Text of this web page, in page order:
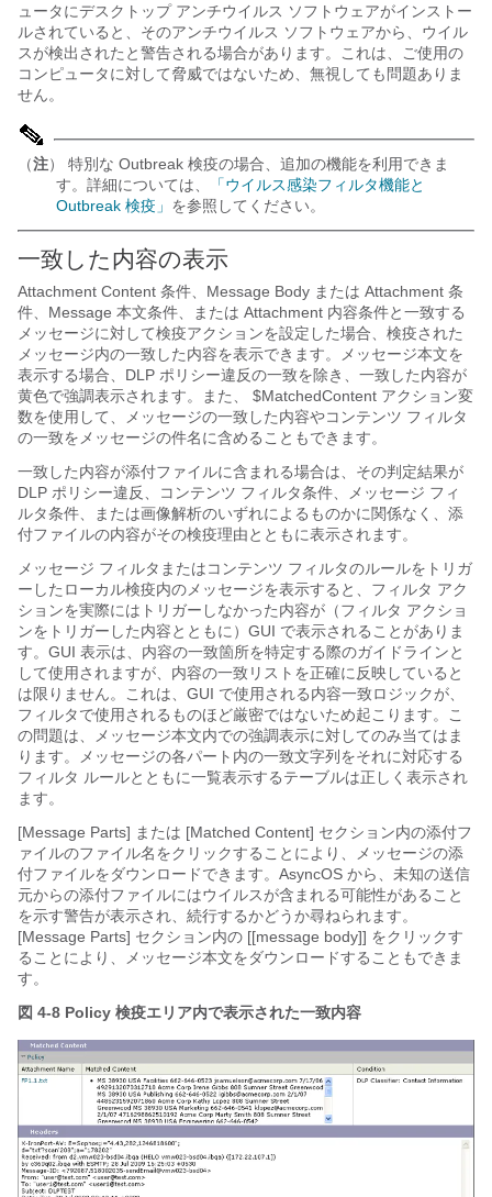
ュータにデスクトップ アンチウイルス ソフトウェアがインストー
ルされていると、そのアンチウイルス ソフトウェアから、ウイル
スが検出されたと警告される場合があります。これは、ご使用の
コンピュータに対して脅威ではないため、無視しても問題ありま
せん。
（注） 特別な Outbreak 検疫の場合、追加の機能を利用できま
す。詳細については、
「ウイルス感染フィルタ機能と
Outbreak 検疫」 を参照してください。
一致した内容の表示
Attachment Content 条件、Message Body または Attachment 条
件、Message 本文条件、または Attachment 内容条件と一致する
メッセージに対して検疫アクションを設定した場合、検疫された
メッセージ内の一致した内容を表示できます。メッセージ本文を
表示する場合、DLP ポリシー違反の一致を除き、一致した内容が
黄色で強調表示されます。また、
$MatchedContent アクション変
数を使用して、メッセージの一致した内容やコンテンツ フィルタ
の一致をメッセージの件名に含めることもできます。
一致した内容が添付ファイルに含まれる場合は、その判定結果が
DLP ポリシー違反、コンテンツ フィルタ条件、メッセージ フィ
ルタ条件、または画像解析のいずれによるものかに関係なく、添
付ファイルの内容がその検疫理由とともに表示されます。
メッセージ フィルタまたはコンテンツ フィルタのルールをトリガ
ーしたローカル検疫内のメッセージを表示すると、フィルタ アク
ションを実際にはトリガーしなかった内容が（フィルタ アクショ
ンをトリガーした内容とともに）GUI で表示されることがありま
す。GUI 表示は、内容の一致箇所を特定する際のガイドラインと
して使用されますが、内容の一致リストを正確に反映していると
は限りません。これは、GUI で使用される内容一致ロジックが、
フィルタで使用されるものほど厳密ではないため起こります。こ
の問題は、メッセージ本文内での強調表示に対してのみ当てはま
ります。メッセージの各パート内の一致文字列をそれに対応する
フィルタ ルールとともに一覧表示するテーブルは正しく表示され
ます。
[Message Parts] または [Matched Content] セクション内の添付フ
ァイルのファイル名をクリックすることにより、メッセージの添
付ファイルをダウンロードできます。AsyncOS から、未知の送信
元からの添付ファイルにはウイルスが含まれる可能性があること
を示す警告が表示され、続行するかどうか尋ねられます。
[Message Parts] セクション内の [[message body]] をクリックす
ることにより、メッセージ本文をダウンロードすることもできま
す。
図 4-8 Policy 検疫エリア内で表示された一致内容